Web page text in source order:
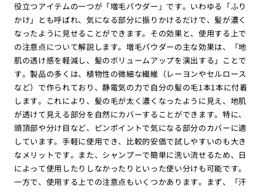
役立つアイテムの一つが「増毛パウダー」です。いわゆる「ふり
かけ」とも呼ばれ、気になる部分に振りかけるだけで、髪が濃く
なったように見せることができます。その効果と、使用する上で
の注意点について解説します。増毛パウダーの主な効果は、「地
肌の透け感を軽減し、髪のボリュームアップを演出する」ことで
す。製品の多くは、植物性の微細な繊維（レーヨンやセルロース
など）で作られており、静電気の力で自分の髪の毛1本1本に付着
します。これにより、髪の毛が太く濃くなったように見え、地肌
が透けて見える部分を自然にカバーすることができます。特に、
頭頂部や分け目など、ピンポイントで気になる部分のカバーに適
しています。手軽に使用でき、比較的安価で試しやすいのも大き
なメリットです。また、シャンプーで簡単に洗い流せるため、日
によって使用したりしなかったりといった使い分けも可能です。
一方で、使用する上での注意点もいくつかあります。まず、「汗